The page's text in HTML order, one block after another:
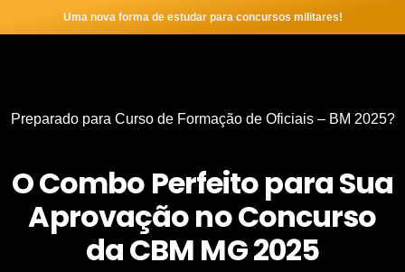
Uma nova forma de estudar para concursos militares!
Preparado para Curso de Formação de Oficiais – BM 2025?
O Combo Perfeito para Sua
Aprovação no Concurso
da CBM MG 2025